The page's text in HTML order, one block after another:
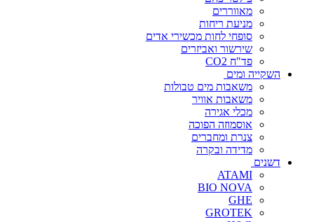
מאווררים
מניעת ריחות
סופחי לחות מכשירי אדים
שירשור ואביזרים
פד"ח CO2
השקייה ומים
משאבות מים טבולות
משאבות אוויר
מכלי אגירה
אוסמוזה הפוכה
צנרת ומחברים
מדידה ובקרה
דשנים
ATAMI
BIO NOVA
GHE
GROTEK